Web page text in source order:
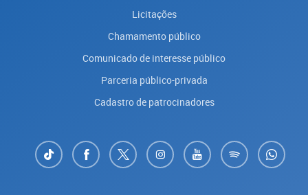
Licitações
Chamamento público
Comunicado de interesse público
Parceria público-privada
Cadastro de patrocinadores